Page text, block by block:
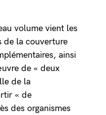
volume vient les
de la couverture
ainsi
de « deux
de la
« de
des organismes